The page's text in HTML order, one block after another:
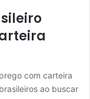
com carteira
ao buscar